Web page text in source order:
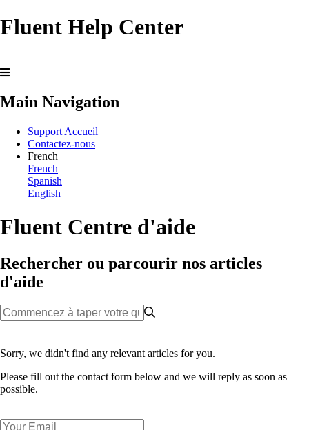
Fluent Help Center
Main Navigation
Support Accueil
Contactez-nous
French
French
Spanish
English
Fluent Centre d'aide
Rechercher ou parcourir nos articles
d'aide
Sorry, we didn't find any relevant articles for you.
Please fill out the contact form below and we will reply as soon as
possible.